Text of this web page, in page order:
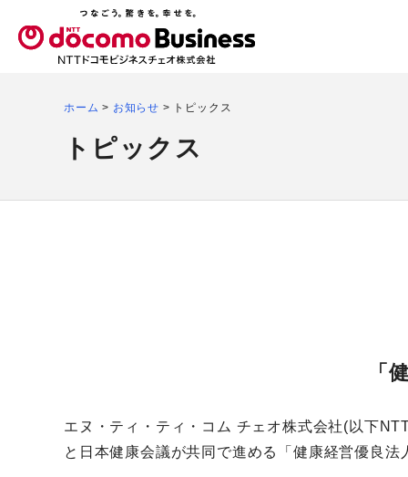
ホーム > お知らせ > トピックス
トピックス
「
エヌ・ティ・ティ・コム チェオ株式会社(以下
と日本健康会議が共同で進める「健康経営優良